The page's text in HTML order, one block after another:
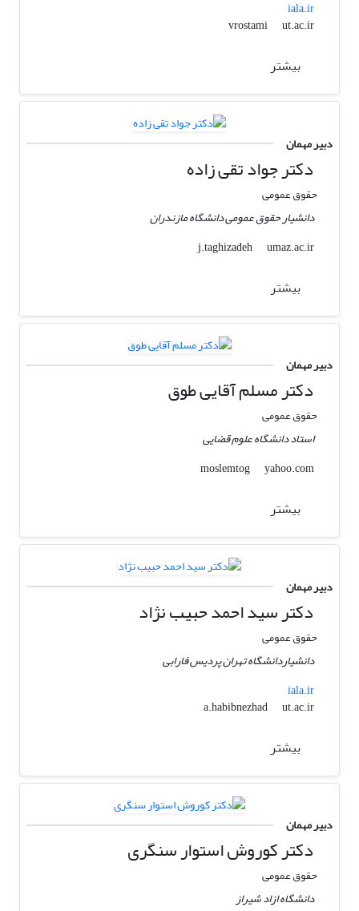
iala.ir
vrostami
ut.ac.ir
بیشتر
دبیر مهمان
دکتر جواد تقی زاده
حقوق عمومی
دانشیار حقوق عمومی دانشگاه مازندران
j.taghizadeh
umaz.ac.ir
بیشتر
دبیر مهمان
دکتر مسلم آقایی طوق
حقوق عمومی
استاد دانشگاه علوم قضایی
moslemtog
yahoo.com
بیشتر
دبیر مهمان
دکتر سید احمد حبیب نژاد
حقوق عمومی
دانشیاردانشگاه تهران پردیس فارابی
iala.ir
a.habibnezhad
ut.ac.ir
بیشتر
دبیر مهمان
دکتر کوروش استوار سنگری
حقوق عمومی
دانشگاه ازاد شیراز